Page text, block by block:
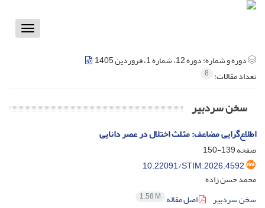
Toggle
دوره و شماره:دوره 12، شماره 1، فروردین 1405
تعداد مقالات: 8
سخن سردبیر
اطلاع‌گرایی مضاعف: مثلث اختلال در عصر دانایی
صفحه139-150
10.22091/STIM.2026.4592
محمد حسن زاده
سخن سردبیر
اصل مقاله 1.58 M